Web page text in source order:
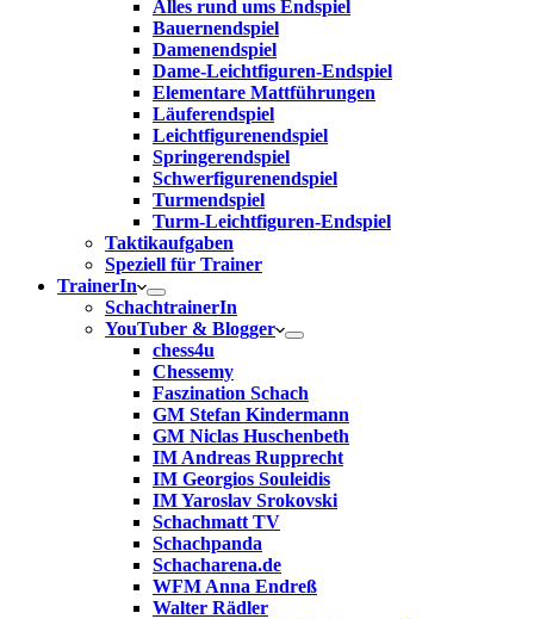
Alles rund ums Endspiel
Bauernendspiel
Damenendspiel
Dame-Leichtfiguren-Endspiel
Elementare Mattführungen
Läuferendspiel
Leichtfigurenendspiel
Springerendspiel
Schwerfigurenendspiel
Turmendspiel
Turm-Leichtfiguren-Endspiel
Taktikaufgaben
Speziell für Trainer
TrainerIn
SchachtrainerIn
YouTuber & Blogger
chess4u
Chessemy
Faszination Schach
GM Stefan Kindermann
GM Niclas Huschenbeth
IM Andreas Rupprecht
IM Georgios Souleidis
IM Yaroslav Srokovski
Schachmatt TV
Schachpanda
Schacharena.de
WFM Anna Endreß
Walter Rädler